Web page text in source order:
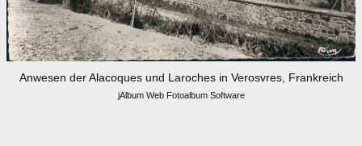
Anwesen der Alacoques und Laroches in Verosvres, Frankreich
jAlbum Web Fotoalbum Software